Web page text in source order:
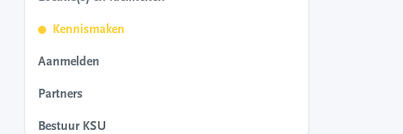
Kennismaken
Aanmelden
Partners
Bestuur KSU